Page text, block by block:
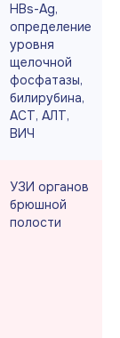
HBs-Ag,
определение
уровня
щелочной
фосфатазы,
билирубина,
АСТ, АЛТ,
ВИЧ
УЗИ органов
брюшной
полости